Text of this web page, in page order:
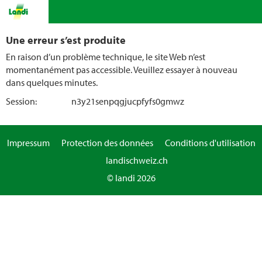
Une erreur s’est produite
En raison d’un problème technique, le site Web n’est
momentanément pas accessible. Veuillez essayer à nouveau
dans quelques minutes.
Session:
n3y21senpqgjucpfyfs0gmwz
Impressum Protection des données
Conditions d'utilisation
landischweiz.ch
© landi 2026